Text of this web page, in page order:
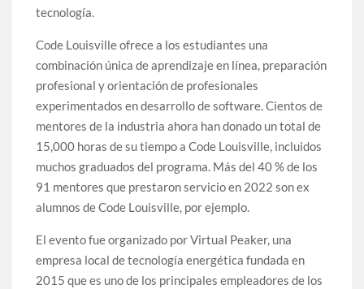
tecnología.
Code Louisville ofrece a los estudiantes una
combinación única de aprendizaje en línea, preparación
profesional y orientación de profesionales
experimentados en desarrollo de software. Cientos de
mentores de la industria ahora han donado un total de
15,000 horas de su tiempo a Code Louisville, incluidos
muchos graduados del programa. Más del 40 % de los
91 mentores que prestaron servicio en 2022 son ex
alumnos de Code Louisville, por ejemplo.
El evento fue organizado por Virtual Peaker, una
empresa local de tecnología energética fundada en
2015 que es uno de los principales empleadores de los